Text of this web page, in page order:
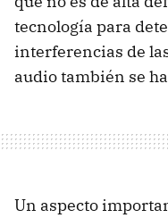
tecnología para
interferencias de
audio también se
Un aspecto